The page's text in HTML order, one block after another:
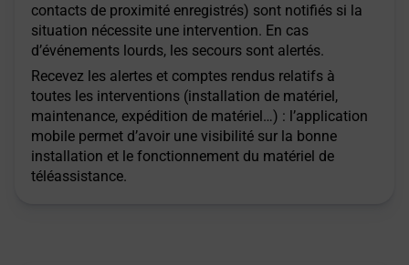
contacts de proximité enregistrés) sont notifiés si la
situation nécessite une intervention. En cas
d’événements lourds, les secours sont alertés.
Recevez les alertes et comptes rendus relatifs à
toutes les interventions (installation de matériel,
maintenance, expédition de matériel…) : l’application
mobile permet d’avoir une visibilité sur la bonne
installation et le fonctionnement du matériel de
téléassistance.